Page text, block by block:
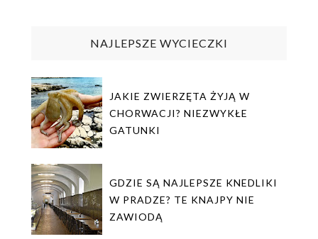
NAJLEPSZE WYCIECZKI
JAKIE ZWIERZĘTA ŻYJĄ W
CHORWACJI? NIEZWYKŁE
GATUNKI
GDZIE SĄ NAJLEPSZE KNEDLIKI
W PRADZE? TE KNAJPY NIE
ZAWIODĄ